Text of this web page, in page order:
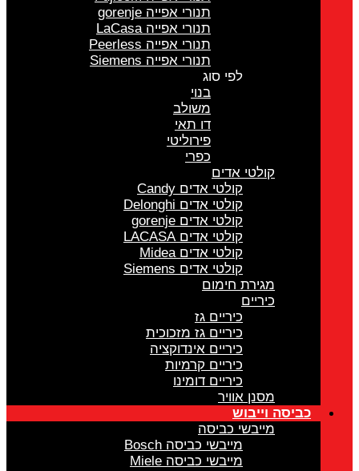
תנורי אפייה gorenje
תנורי אפייה LaCasa
תנורי אפייה Peerless
תנורי אפייה Siemens
לפי סוג
בנוי
משולב
דו תאי
פירוליטי
כפרי
קולטי אדים
קולטי אדים Candy
קולטי אדים Delonghi
קולטי אדים gorenje
קולטי אדים LACASA
קולטי אדים Midea
קולטי אדים Siemens
מגירת חימום
כיריים
כיריים גז
כיריים גז מזכוכית
כיריים אינדוקציה
כיריים קרמיות
כיריים דומינו
מסנן אוויר
כביסה וייבוש
מייבשי כביסה
מייבשי כביסה Bosch
מייבשי כביסה Miele